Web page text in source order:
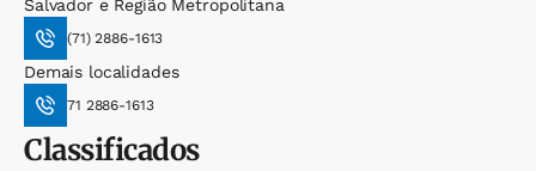
Salvador e Região Metropolitana
(71) 2886-1613
Demais localidades
71 2886-1613
Classificados